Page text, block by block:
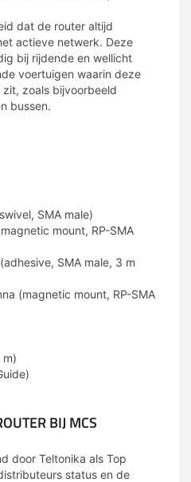
dat de router altijd
actieve netwerk. Deze
bij rijdende en wellicht
voertuigen waarin deze
zoals bijvoorbeeld
bussen.
SMA male)
mount, RP-SMA
SMA male, 3 m
(magnetic mount, RP-SMA
m)
BIJ MCS
door Teltonika als Top
status en de